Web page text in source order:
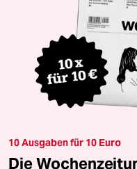
10 Ausgaben für 10 Euro
Die